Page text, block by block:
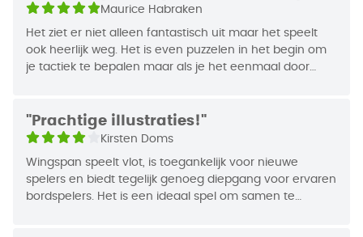
ook een groot aantal manieren om punten te
verzamelen. Wie na vier rondes de meeste punten
heeft verzameld, wint het spel.
Het spel bevat170 unieke vogelkaarten, die in
Wingspanfraai speelmateriaal,
onder andere het vogelhuisje voor de
dobbelstenen en de plastic eieren. Wingspan komt
verder compleet met eenspeciale automa-
variant voor solo-spelers.
Jaar van Uitgifte 2019
Maurice Habraken
Het ziet er niet alleen fantastisch uit maar het speelt
ook heerlijk weg. Het is even puzzelen in het begin om
je tactiek te bepalen maar als je het eenmaal door
toch heel ontspannend.
"Prachtige illustraties!"
Kirsten Doms
Wingspan speelt vlot, is toegankelijk voor nieuwe
spelers en biedt tegelijk genoeg diepgang voor ervaren
bordspelers. Het is een ideaal spel om samen te